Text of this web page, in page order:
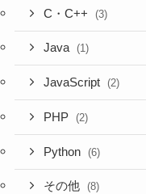
C・C++ (3)
Java (1)
JavaScript (2)
PHP (2)
Python (6)
その他 (8)